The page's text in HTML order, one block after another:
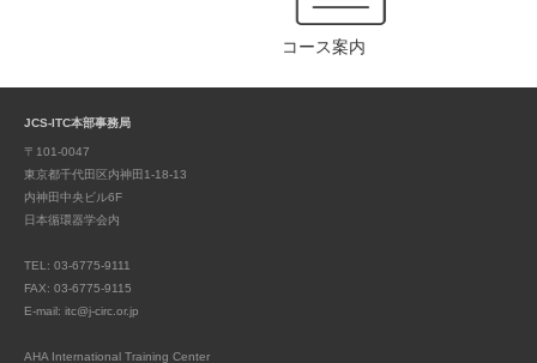
コース案内
JCS-ITC本部事務局
〒101-0047
東京都千代田区内神田1-18-13
内神田中央ビル6F
日本循環器学会内
TEL: 03-6775-9111
FAX: 03-6775-9115
E-mail: itc@j-circ.or.jp
AHA International Training Center